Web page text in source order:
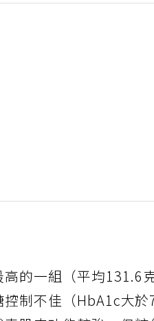
的一組（平均131.6
制不佳（HbA1c大